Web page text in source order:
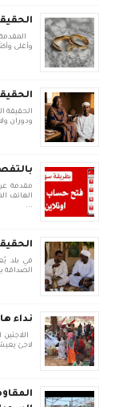
وأغلى
الحقيقة
ودوران
مقدمة
...
في بلد
الصداقة
نداء
لاجئ